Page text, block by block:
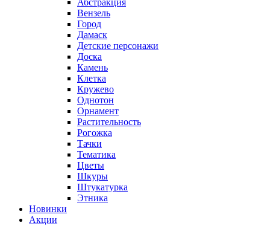
Абстракция
Вензель
Город
Дамаск
Детские персонажи
Доска
Камень
Клетка
Кружево
Однотон
Орнамент
Растительность
Рогожка
Тачки
Тематика
Цветы
Шкуры
Штукатурка
Этника
Новинки
Акции